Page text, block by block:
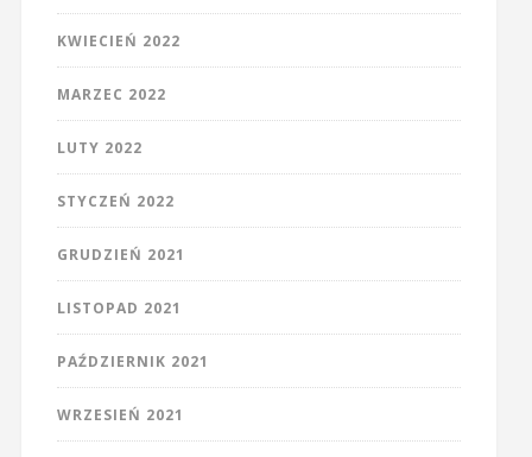
KWIECIEŃ 2022
MARZEC 2022
LUTY 2022
STYCZEŃ 2022
GRUDZIEŃ 2021
LISTOPAD 2021
PAŹDZIERNIK 2021
WRZESIEŃ 2021